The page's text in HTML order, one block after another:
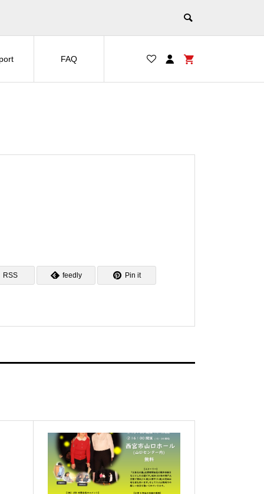
FAQ
RSS feedly Pin it